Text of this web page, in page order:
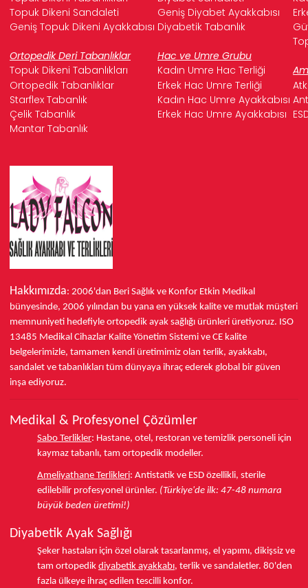
Topuk Dikeni Sandaleti
Geniş Diyabet Ayakkabısı
Geniş Topuk Dikeni Ayakkabısı Diyabetik Tabanlık
Ortopedik Deri Tabanlıklar
Hac ve Umre Grubu
Topuk Dikeni Tabanlıkları
Kadın Umre Hac Terliği
Ortopedik Tabanlıklar
Erkek Hac Umre Terliği
Starflex Tabanlık
Kadın Hac Umre Ayakkabısı
Çelik Tabanlık
Erkek Hac Umre Ayakkabısı
Mantar Tabanlık
Hakkımızda: 2006'dan Beri Sağlık ve Konfor Etkin Medikal
bünyesinde, 2006 yılından bu yana en yüksek kalite ve mutlak müşteri
memnuniyeti hedefiyle ortopedik ayak sağlığı ürünleri üretiyoruz. ISO
13485 Medikal Cihazlar Kalite Yönetim Sistemi ve CE kalite
belgelerimizle, tamamen kendi üretimimiz olan terlik, ayakkabı,
sandalet ve tabanlıkları tüm dünyaya ihraç ederek global bir güven
inşa ediyoruz.
Medikal & Profesyonel Çözümler
Sabo Terlikler: Hastane, otel, restoran ve temizlik personeli için
kaymaz tabanlı, tam ortopedik modeller.
Ameliyathane Terlikleri: Antistatik ve ESD özellikli, sterile
edilebilir profesyonel ürünler. (Türkiye'de ilk: 47-48 numara
büyük beden üretimi!)
Diyabetik Ayak Sağlığı
Şeker hastaları için özel olarak tasarlanmış, el yapımı, dikişsiz ve
tam ortopedik diyabetik ayakkabı, terlik ve sandaletler. 80'den
fazla ülkeye ihraç edilen tescilli konfor.